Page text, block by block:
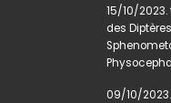
15/10/
des
09/10/